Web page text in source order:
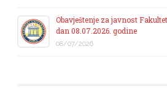
Obavještenje za javnost
dan 08.07.2026. godine
08/07/2026